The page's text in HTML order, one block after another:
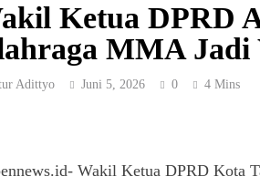
Ketua DPRD
MMA Jadi
Adittyo Juni 5, 2026 0 4 Mins
Wakil Ketua DPRD Kota